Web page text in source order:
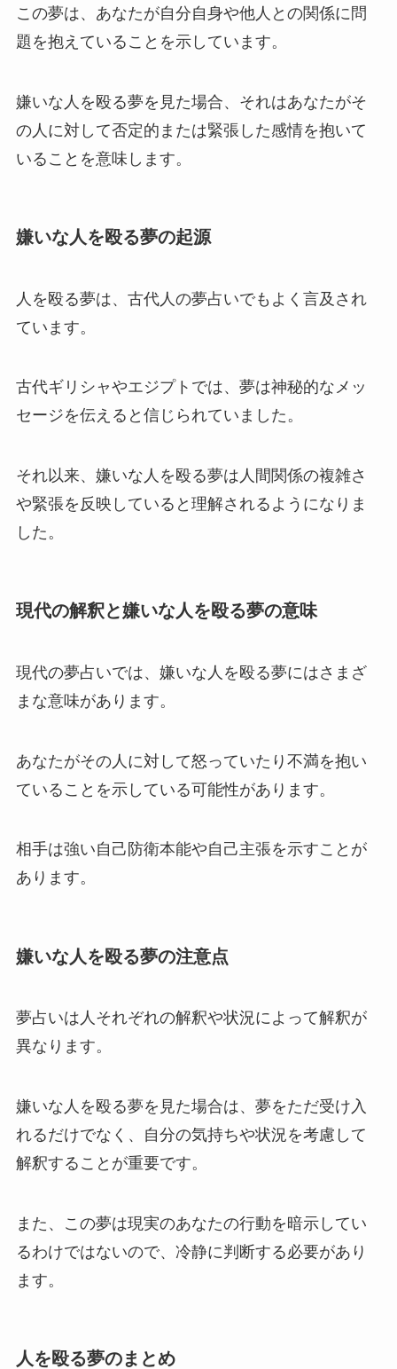
この夢は、あなたが自分自身や他人との関係に問
題を抱えていることを示しています。
嫌いな人を殴る夢を見た場合、それはあなたがそ
の人に対して否定的または緊張した感情を抱いて
いることを意味します。
嫌いな人を殴る夢の起源
人を殴る夢は、古代人の夢占いでもよく言及され
ています。
古代ギリシャやエジプトでは、夢は神秘的なメッ
セージを伝えると信じられていました。
それ以来、嫌いな人を殴る夢は人間関係の複雑さ
や緊張を反映していると理解されるようになりま
した。
現代の解釈と嫌いな人を殴る夢の意味
現代の夢占いでは、嫌いな人を殴る夢にはさまざ
まな意味があります。
あなたがその人に対して怒っていたり不満を抱い
ていることを示している可能性があります。
相手は強い自己防衛本能や自己主張を示すことが
あります。
嫌いな人を殴る夢の注意点
夢占いは人それぞれの解釈や状況によって解釈が
異なります。
嫌いな人を殴る夢を見た場合は、夢をただ受け入
れるだけでなく、自分の気持ちや状況を考慮して
解釈することが重要です。
また、この夢は現実のあなたの行動を暗示してい
るわけではないので、冷静に判断する必要があり
ます。
人を殴る夢のまとめ